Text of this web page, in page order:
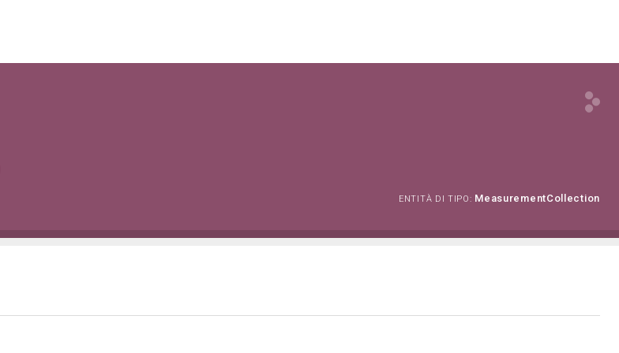
ENTITÀ DI TIPO: MeasurementCollection